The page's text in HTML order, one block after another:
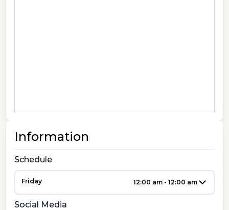
Information
Schedule
Friday 12:00 am - 12:00 am
Social Media